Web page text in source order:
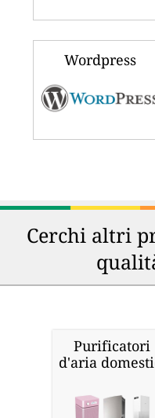
Wordpress
Cerchi altri
Purificatori
d'aria